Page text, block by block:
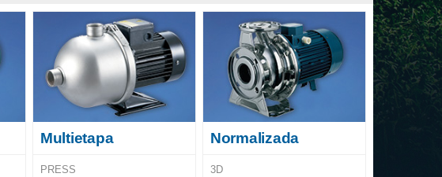
Multietapa
PRESS
Normalizada
3D